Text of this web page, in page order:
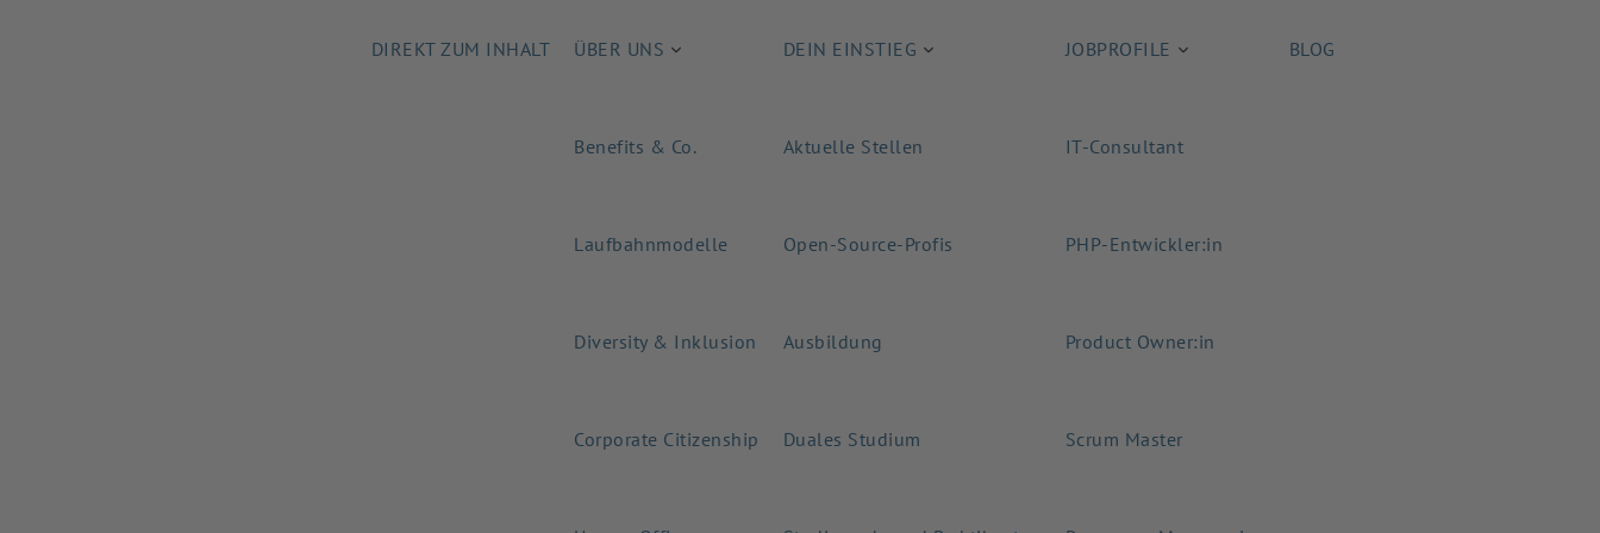
DIREKT ZUM INHALT ÜBER UNS
Benefits & Co.
Laufbahnmodelle
Diversity & Inklusion
Corporate Citizenship
DEIN EINSTIEG
Aktuelle Stellen
Open-Source-Profis
Ausbildung
Duales Studium
JOBPROFILE
IT-Consultant
PHP-Entwickler:in
Product Owner:in
Scrum Master
BLOG